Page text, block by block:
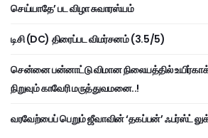
செய்யாதே’ பட விழா சுவாரஸ்யம்
டிசி (DC) திரைப்பட விமர்சனம் (3.5/5)
சென்னை பன்னாட்டு விமான நிலையத்தில்
நிறுவும் காவேரி மருத்துவமனை..!
வரவேற்பைப் பெறும் ஜீவாவின் ‘தகப்பன்’ ஃபர்ஸ்ட்